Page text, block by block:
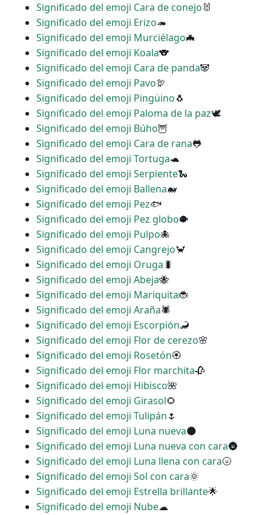
Significado del emoji Cara de conejo🐰
Significado del emoji Erizo🦔
Significado del emoji Murciélago🦇
Significado del emoji Koala🐨
Significado del emoji Cara de panda🐼
Significado del emoji Pavo🦃
Significado del emoji Pingüino🐧
Significado del emoji Paloma de la paz🕊
Significado del emoji Búho🦉
Significado del emoji Cara de rana🐸
Significado del emoji Tortuga🐢
Significado del emoji Serpiente🐍
Significado del emoji Ballena🐋
Significado del emoji Pez🐟
Significado del emoji Pez globo🐡
Significado del emoji Pulpo🐙
Significado del emoji Cangrejo🦀
Significado del emoji Oruga 🐛
Significado del emoji Abeja🐝
Significado del emoji Mariquita🐞
Significado del emoji Araña🕷
Significado del emoji Escorpión🦂
Significado del emoji Flor de cerezo🌸
Significado del emoji Rosetón🏵
Significado del emoji Flor marchita🥀
Significado del emoji Hibisco🌺
Significado del emoji Girasol🌻
Significado del emoji Tulipán🌷
Significado del emoji Luna nueva🌑
Significado del emoji Luna nueva con cara🌚
Significado del emoji Luna llena con cara🌝
Significado del emoji Sol con cara🌞
Significado del emoji Estrella brillante🌟
Significado del emoji Nube☁